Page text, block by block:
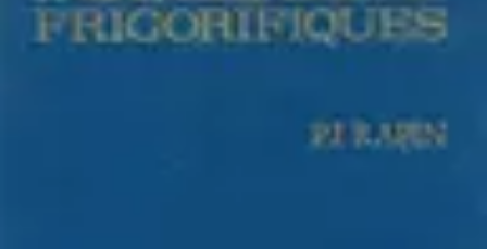
Système Irrigation
InstallationMaintenanceInnovations en irrigationInstallation et
Entretien et Maintenance